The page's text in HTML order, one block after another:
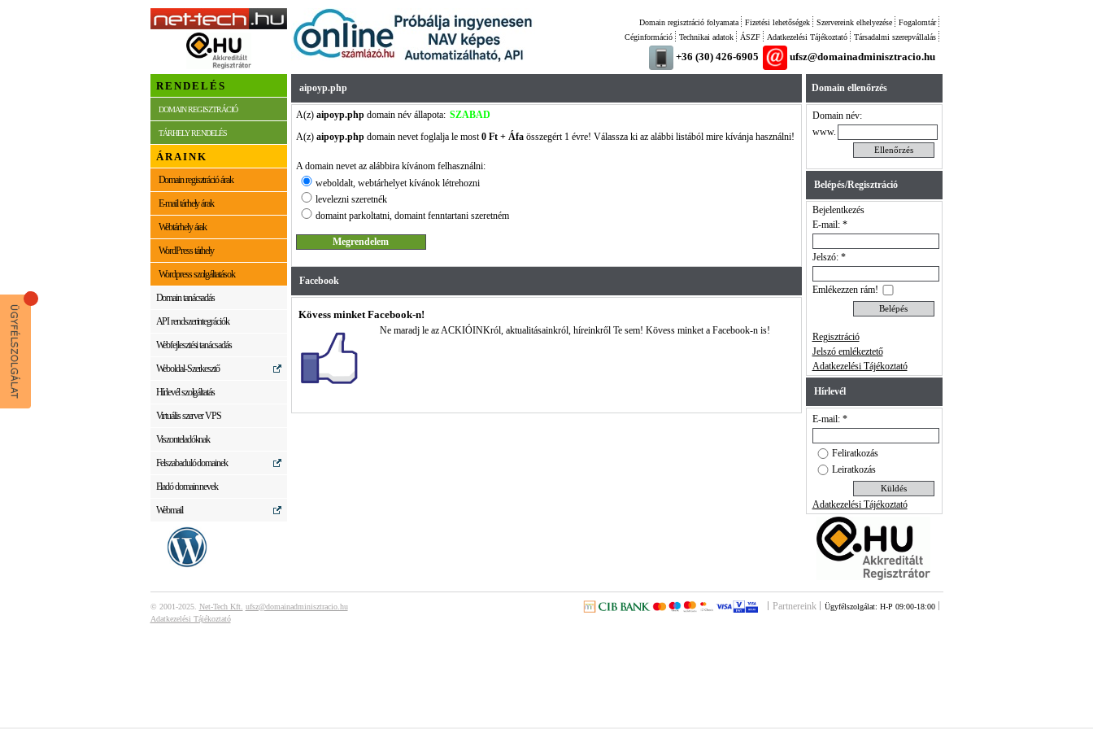
Fogalomtár
Szervereink elhelyezése
Fizetési lehetőségek
Domain regisztráció folyamata
Társadalmi szerepvállalás
Adatkezelési Tájékoztató
ÁSZF
Technikai adatok
Céginformáció
+36 (30) 426-6905 ufsz@domainadminisztracio.hu
RENDELÉS
DOMAIN REGISZTRÁCIÓ
TÁRHELY RENDELÉS
ÁRAINK
Domain regisztráció árak
E-mail tárhely árak
Webtárhely árak
WordPress tárhely
Wordpress szolgáltatások
Domain tanácsadás
API rendszerintegrációk
Webfejlesztési tanácsadás
Weboldal-Szerkesztő
Hírlevél szolgáltatás
Virtuális szerver VPS
Viszonteladóknak
Felszabaduló domainek
Eladó domain nevek
Webmail
aipoyp.php
A(z) aipoyp.phpdomain név állapota: SZABAD
A(z) aipoyp.phpdomain nevet foglalja le most0 Ft + Áfaösszegért 1 évre! Válassza ki az alábbi listából mire kívánja használni!
A domain nevet az alábbira kívánom felhasználni:
weboldalt, webtárhelyet kívánok létrehozni
levelezni szeretnék
domaint parkoltatni, domaint fenntartani szeretném
Facebook
Kövess minket Facebook-n!
Ne maradj le az ACKIÓINKról, aktualitásainkról, híreinkről Te sem! Kövess minket a Facebook-n is!
Domain ellenőrzés
Domain név:
www.
Belépés/Regisztráció
Bejelentkezés
E-mail: *
Jelszó: *
Emlékezzen rám!
Regisztráció
Jelszó emlékeztető
Adatkezelési Tájékoztató
Hírlevél
E-mail: *
Feliratkozás
Leiratkozás
Adatkezelési Tájékoztató
© 2001-2025. Net-Tech Kft. ufsz@domainadminisztracio.hu
Adatkezelési Tájékoztató
Partnereink Ügyfélszolgálat: H-P 09:00-18:00